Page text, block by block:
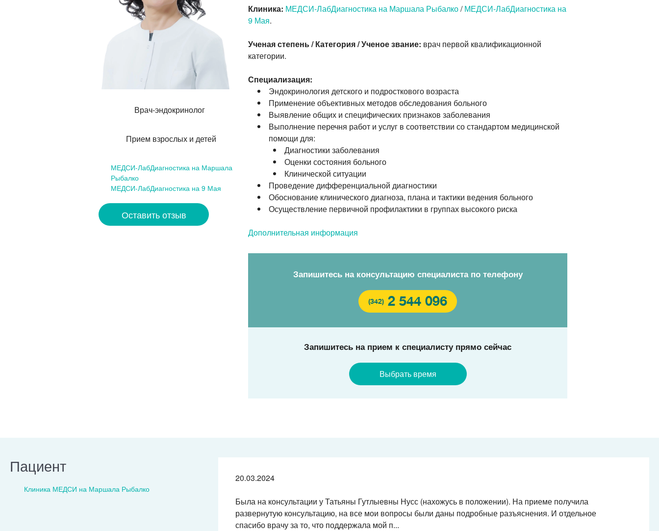
Врач-эндокринолог
Прием взрослых и детей
МЕДСИ-ЛабДиагностика на Маршала
Рыбалко
МЕДСИ-ЛабДиагностика на 9 Мая
Оставить отзыв
Клиника: МЕДСИ-ЛабДиагностика на Маршала Рыбалко/МЕДСИ-ЛабДиагностика на
9 Мая.
Ученая степень / Категория / Ученое звание: врач первой квалификационной
категории.
Специализация:
Эндокринология детского и подросткового возраста
Применение объективных методов обследования больного
Выявление общих и специфических признаков заболевания
Выполнение перечня работ и услуг в соответствии со стандартом медицинской
помощи для:
Диагностики заболевания
Оценки состояния больного
Клинической ситуации
Проведение дифференциальной диагностики
Обоснование клинического диагноза, плана и тактики ведения больного
Осуществление первичной профилактики в группах высокого риска
Дополнительная информация
Запишитесь на консультацию специалиста по телефону
(342) 2 544 096
Запишитесь на прием к специалисту прямо сейчас
Выбрать время
Пациент
Клиника МЕДСИ на Маршала Рыбалко
20.03.2024
Была на консультации у Татьяны Гутлыевны Нусс (нахожусь в положении). На приеме получила
развернутую консультацию, на все мои вопросы были даны подробные разъяснения. И отдельное
спасибо врачу за то, что поддержала мой п...